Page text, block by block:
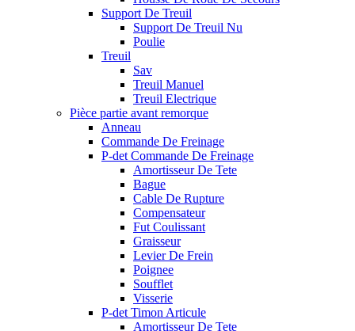
Support De Treuil
Support De Treuil Nu
Poulie
Treuil
Sav
Treuil Manuel
Treuil Electrique
Pièce partie avant remorque
Anneau
Commande De Freinage
P-det Commande De Freinage
Amortisseur De Tete
Bague
Cable De Rupture
Compensateur
Fut Coulissant
Graisseur
Levier De Frein
Poignee
Soufflet
Visserie
P-det Timon Articule
Amortisseur De Tete